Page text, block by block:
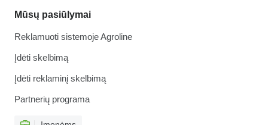
Mūsų pasiūlymai
Reklamuoti sistemoje Agroline
Įdėti skelbimą
Įdėti reklaminį skelbimą
Partnerių programa